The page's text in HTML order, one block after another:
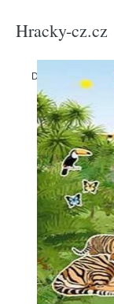
Hracky-cz.cz
Domů Produkty